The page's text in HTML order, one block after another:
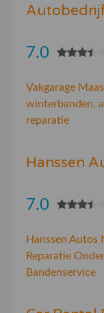
7.0
Vakgarage
winterbanden,
reparatie
Hanssen
7.0
Hanssen Autos
Reparatie
Bandenservice